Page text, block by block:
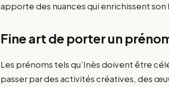
apporte des nuances qui enrichissent son
Fine art de porter un
Les prénoms tels qu’Inès doivent être
passer par des activités créatives, des